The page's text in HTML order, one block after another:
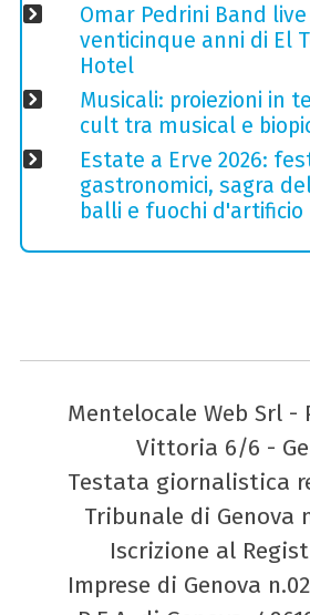
Omar Pedrini Band
venticinque anni di El
Hotel
Musicali: proiezioni in
cult tra musical e
Estate a Erve 2026:
gastronomici, sagra
balli e fuochi d'artificio
Mentelocale Web Srl -
Vittoria 6/6 -
Testata giornalistica
Tribunale di Genova
Iscrizione al
Imprese di Genova